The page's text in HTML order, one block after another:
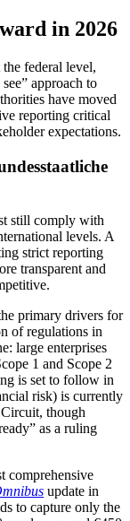
in 2026
federal level,
approach to
have moved
reporting critical
expectations.
still comply with
levels. A
strict reporting
transparent and
primary drivers for
of regulations in
large enterprises
1 and Scope 2
is set to follow in
risk) is currently
though
as a ruling
comprehensive
update in
to capture only the